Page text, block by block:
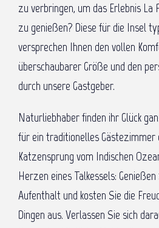
zu verbringen, um das Erlebnis La
zu genießen? Diese für die Insel
versprechen Ihnen den vollen
überschaubarer Größe und den
durch unsere Gastgeber.
Naturliebhaber finden ihr Glück
für ein traditionelles Gästezimmer
Katzensprung vom Indischen
Herzen eines Talkessels:
Aufenthalt und kosten Sie die
Dingen aus. Verlassen Sie sich